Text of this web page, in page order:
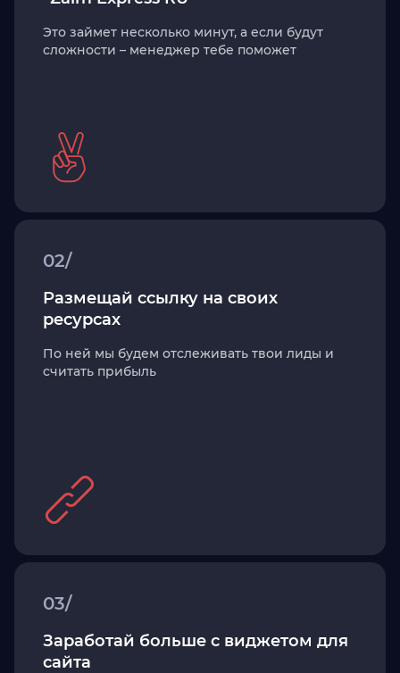
Это займет несколько минут, а если будут
сложности – менеджер тебе поможет
02/
Размещай ссылку на своих
ресурсах
По ней мы будем отслеживать твои лиды и
считать прибыль
03/
Заработай больше с виджетом для
сайта